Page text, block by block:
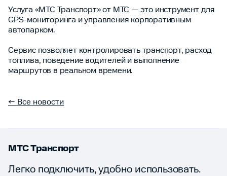
Услуга «МТС Транспорт» от МТС — это инструмент для
GPS-мониторинга и управления корпоративным
автопарком.
Сервис позволяет контролировать транспорт, расход
топлива, поведение водителей и выполнение
маршрутов в реальном времени.
← Все новости
МТС Транспорт
Легко подключить, удобно использовать.